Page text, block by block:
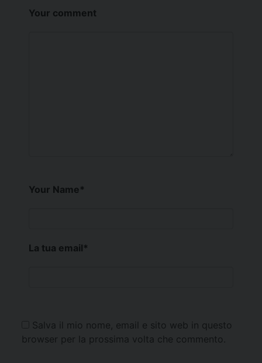
Your comment
Your Name*
La tua email*
Salva il mio nome, email e sito web in questo
browser per la prossima volta che commento.